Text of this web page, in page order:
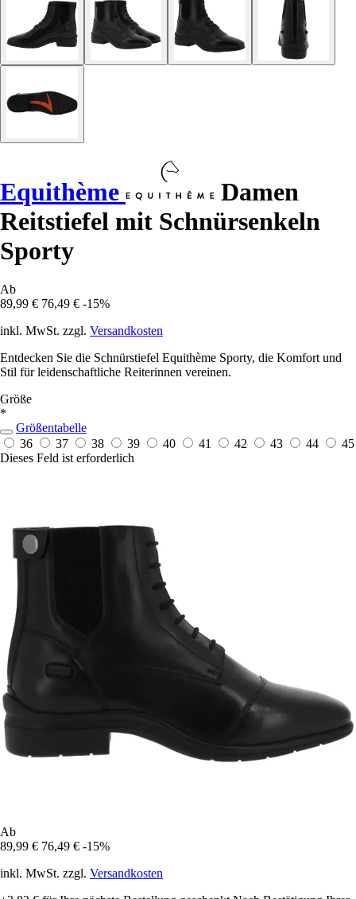
Equithème
Damen
Reitstiefel mit Schnürsenkeln
Sporty
Ab
89,99 € 76,49 € -15%
inkl. MwSt. zzgl. Versandkosten
Entdecken Sie die Schnürstiefel Equithème Sporty, die Komfort und
Stil für leidenschaftliche Reiterinnen vereinen.
Größe
*
Größentabelle
36
37 38 39 40 41 42 43 44
45
Dieses Feld ist erforderlich
Ab
89,99 € 76,49 € -15%
inkl. MwSt. zzgl. Versandkosten